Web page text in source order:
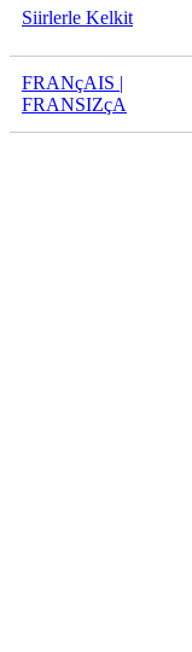
Siirlerle Kelkit
FRANçAIS |
FRANSIZçA